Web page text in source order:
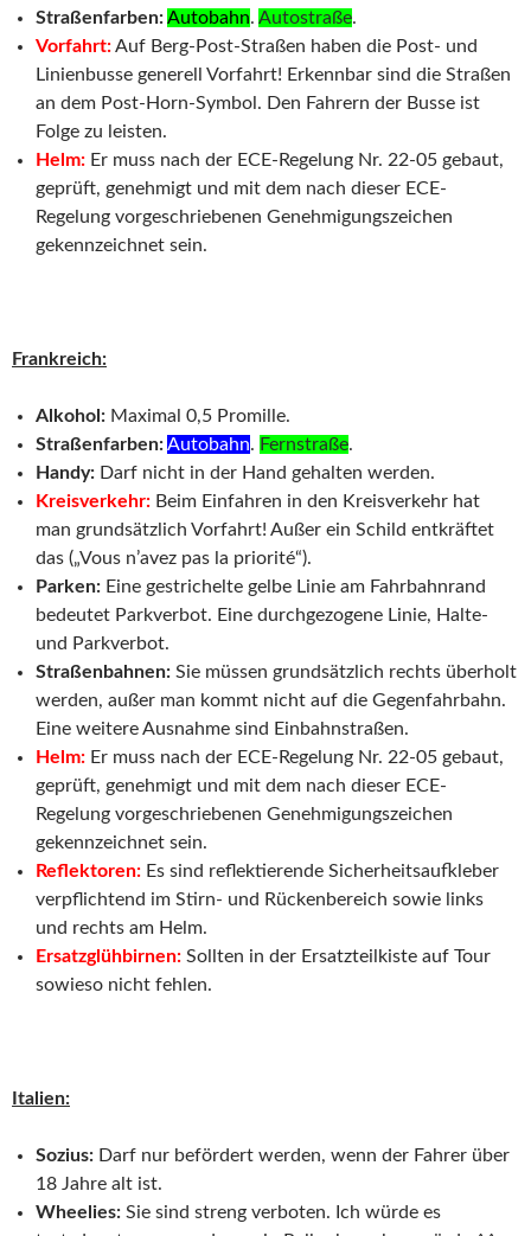
Straßenfarben:Autobahn. Autostraße.
Vorfahrt:Auf Berg-Post-Straßen haben die Post- und
Linienbusse generell Vorfahrt! Erkennbar sind die Straßen
an dem Post-Horn-Symbol. Den Fahrern der Busse ist
Folge zu leisten.
Helm: Er muss nach der ECE-Regelung Nr. 22-05 gebaut,
geprüft, genehmigt und mit dem nach dieser ECE-
Regelung vorgeschriebenen Genehmigungszeichen
gekennzeichnet sein.
Frankreich:
Alkohol: Maximal 0,5 Promille.
Straßenfarben:Autobahn. Fernstraße.
Handy: Darf nicht in der Hand gehalten werden.
Kreisverkehr: Beim Einfahren in den Kreisverkehr hat
man grundsätzlich Vorfahrt! Außer ein Schild entkräftet
das („Vous n’avez pas la priorité“).
Parken: Eine gestrichelte gelbe Linie am Fahrbahnrand
bedeutet Parkverbot. Eine durchgezogene Linie, Halte-
und Parkverbot.
Straßenbahnen: Sie müssen grundsätzlich rechts überholt
werden, außer man kommt nicht auf die Gegenfahrbahn.
Eine weitere Ausnahme sind Einbahnstraßen.
Helm: Er muss nach der ECE-Regelung Nr. 22-05 gebaut,
geprüft, genehmigt und mit dem nach dieser ECE-
Regelung vorgeschriebenen Genehmigungszeichen
gekennzeichnet sein.
Reflektoren: Es sind reflektierende Sicherheitsaufkleber
verpflichtend im Stirn- und Rückenbereich sowie links
und rechts am Helm.
Ersatzglühbirnen: Sollten in der Ersatzteilkiste auf Tour
sowieso nicht fehlen.
Italien:
Sozius: Darf nur befördert werden, wenn der Fahrer über
18 Jahre alt ist.
Wheelies: Sie sind streng verboten. Ich würde es